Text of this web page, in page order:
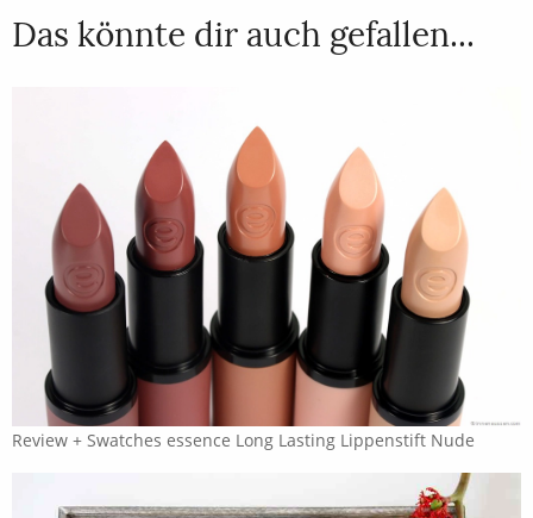
Das könnte dir auch gefallen...
Review + Swatches essence Long Lasting Lippenstift Nude